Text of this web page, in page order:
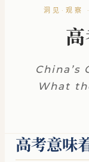
洞见·观
China’s
What
高考意味